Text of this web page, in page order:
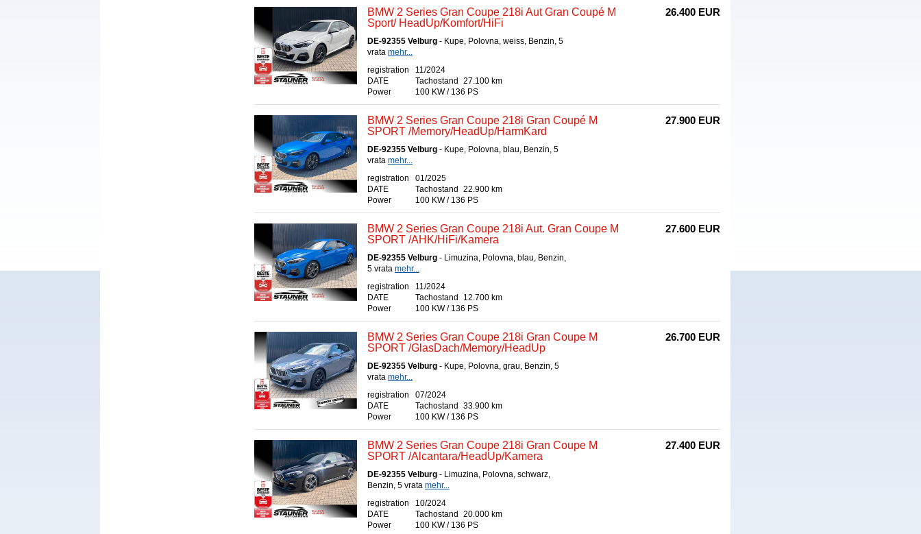
26.400 EUR
BMW 2 Series Gran Coupe 218i Aut Gran Coupé M
Sport/ HeadUp/Komfort/HiFi
DE-92355 Velburg - Kupe, Polovna, weiss, Benzin, 5
vrata mehr...
registration
DATE
11/2024
Tachostand
27.100 km
Power
100 KW / 136 PS
27.900 EUR
BMW 2 Series Gran Coupe 218i Gran Coupé M
SPORT /Memory/HeadUp/HarmKard
DE-92355 Velburg - Kupe, Polovna, blau, Benzin, 5
vrata mehr...
registration
DATE
01/2025
Tachostand
22.900 km
Power
100 KW / 136 PS
27.600 EUR
BMW 2 Series Gran Coupe 218i Aut. Gran Coupe M
SPORT /AHK/HiFi/Kamera
DE-92355 Velburg - Limuzina, Polovna, blau, Benzin,
5 vrata mehr...
registration
DATE
11/2024
Tachostand
12.700 km
Power
100 KW / 136 PS
26.700 EUR
BMW 2 Series Gran Coupe 218i Gran Coupe M
SPORT /GlasDach/Memory/HeadUp
DE-92355 Velburg - Kupe, Polovna, grau, Benzin, 5
vrata mehr...
registration
DATE
07/2024
Tachostand
33.900 km
Power
100 KW / 136 PS
27.400 EUR
BMW 2 Series Gran Coupe 218i Gran Coupe M
SPORT /Alcantara/HeadUp/Kamera
DE-92355 Velburg - Limuzina, Polovna, schwarz,
Benzin, 5 vrata mehr...
registration
DATE
10/2024
Tachostand
20.000 km
Power
100 KW / 136 PS